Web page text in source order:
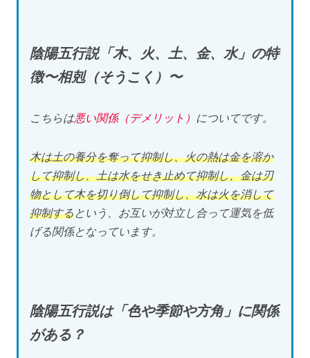
陰陽五行説「木、火、土、金、水」の特
徴〜相剋（そうこく）〜
こちらは悪い関係（デメリット） についてです。
木は土の養分を奪って抑制し、火の熱は金を溶か
して抑制し、土は水をせき止めて抑制し、金は刃
物として木を切り倒して抑制し、水は火を消して
抑制するという、お互いが対立し合って運気を低
げる関係となっています。
陰陽五行説は「色や季節や方角」に関係
がある？